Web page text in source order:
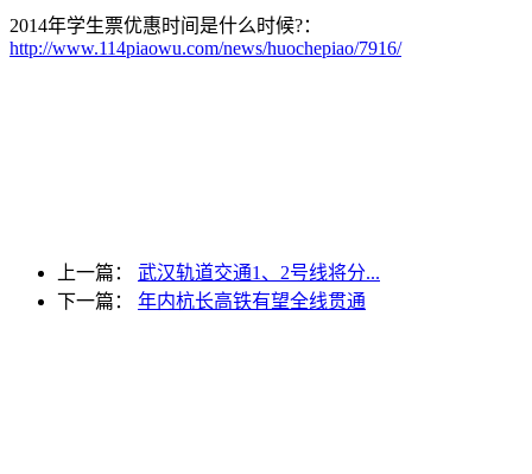
2014年学生票优惠时间是什么时候?：
http://www.114piaowu.com/news/huochepiao/7916/
上一篇： 武汉轨道交通1、2号线将分...
下一篇： 年内杭长高铁有望全线贯通